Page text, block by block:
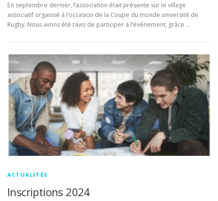
En septembre dernier, l’association était présente sur le village
associatif organisé à l’occasion de la Coupe du monde université de
Rugby. Nous avons été ravis de participer à l’événement, grâce …
ACTUALITÉS
Inscriptions 2024